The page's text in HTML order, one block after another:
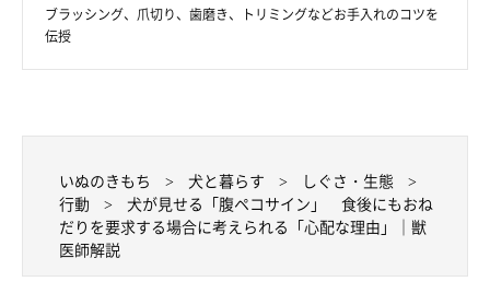
おなかが空いているアピールをするたびに何か与えてしまうと、
要求がエスカレートしたり、余分なカロリー摂取によって肥満に
るのはお勧めしません。遊んであげたりなでてあげるなど、フー
ドを与える以外のことをして、愛犬の満足感を高める工夫をする
とよいでしょう」
ブラッシング、爪切り、歯磨き、トリミングなどお手入れのコツを
伝授
いぬのきもち 犬と暮らす
しぐさ・生態
行動
犬が見せる「腹ペコサイン」 食後にもおね
だりを要求する場合に考えられる「心配な理由」｜獣
医師解説